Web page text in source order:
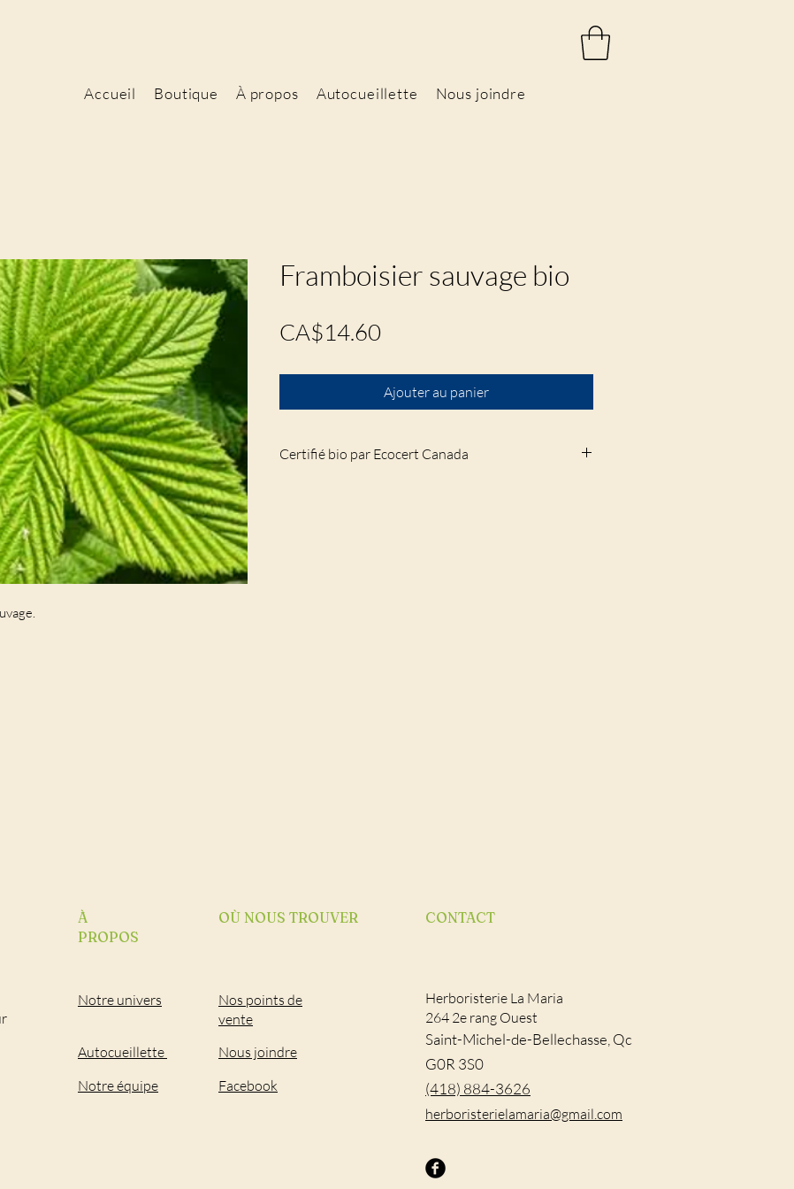
Accueil Boutique À propos Autocueillette Nous joindre
Framboisier sauvage bio
CA$14.60
Ajouter au panier
Certifié bio par Ecocert Canada
À
PROPOS
Notre univers
Autocueillette
Notre équipe
OÙ NOUS TROUVER
Nos points de
vente
Nous joindre
Facebook
CONTACT
Herboristerie La Maria
264 2e rang Ouest
Saint-Michel-de-Bellechasse, Qc
G0R 3S0
(418) 884-3626
​herboristerielamaria@gmail.com